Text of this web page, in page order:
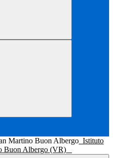
Istituto
Buon Albergo (VR)